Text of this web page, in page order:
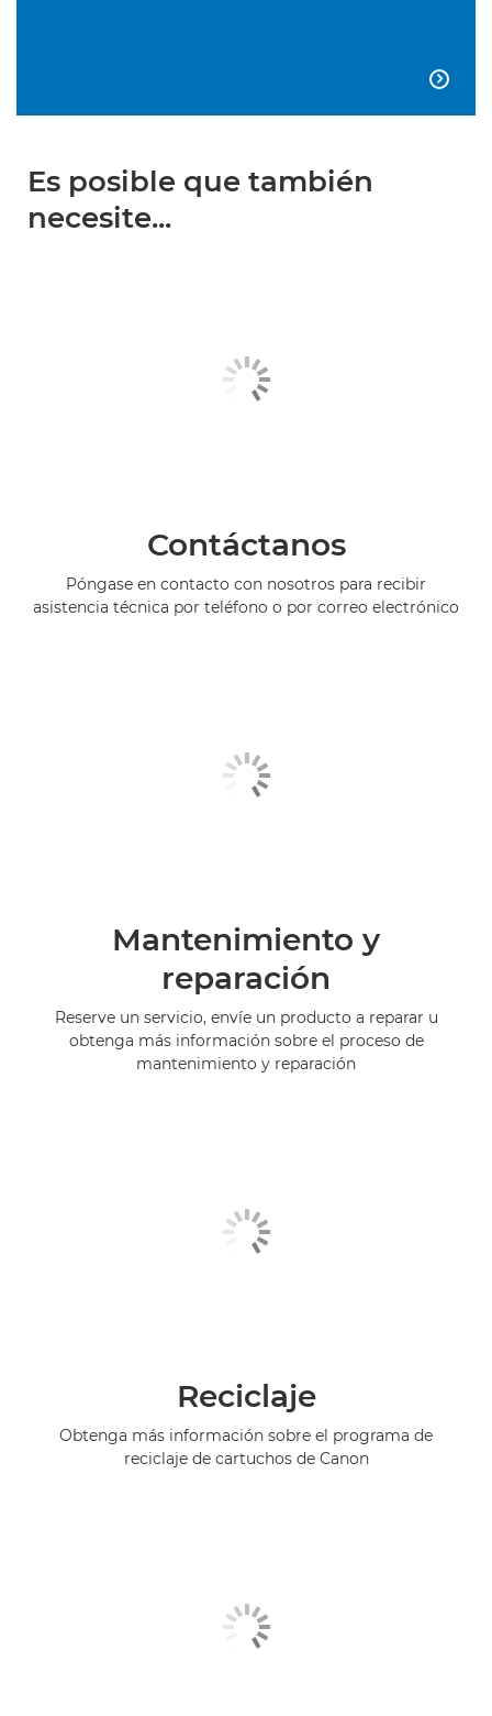

Es posible que también
necesite...
Contáctanos
Póngase en contacto con nosotros para recibir
asistencia técnica por teléfono o por correo electrónico
Mantenimiento y
reparación
Reserve un servicio, envíe un producto a reparar u
obtenga más información sobre el proceso de
mantenimiento y reparación
Reciclaje
Obtenga más información sobre el programa de
reciclaje de cartuchos de Canon